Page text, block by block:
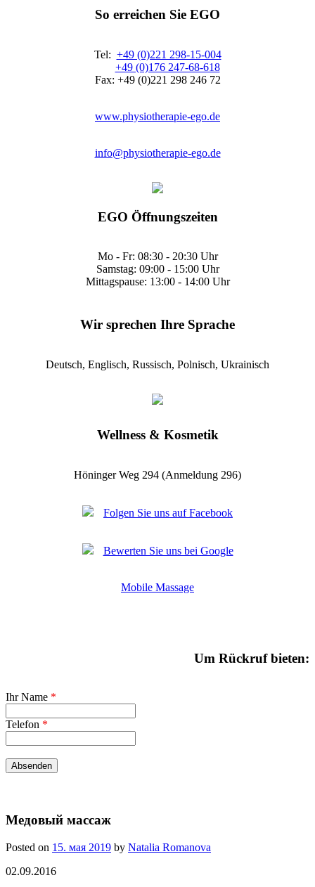
So erreichen Sie EGO
Tel: +49 (0)221 298-15-004
+49 (0)176 247-68-618
Fax: +49 (0)221 298 246 72
www.physiotherapie-ego.de
info@physiotherapie-ego.de
EGO Öffnungszeiten
Mo - Fr: 08:30 - 20:30 Uhr
Samstag: 09:00 - 15:00 Uhr
Mittagspause: 13:00 - 14:00 Uhr
Wir sprechen Ihre Sprache
Deutsch, Englisch, Russisch, Polnisch, Ukrainisch
Wellness & Kosmetik
Höninger Weg 294 (Anmeldung 296)
Folgen Sie uns auf Facebook
Bewerten Sie uns bei Google
Mobile Massage
Um Rückruf bieten:
Ihr Name *
Telefon *
Медовый массаж
Posted on 15. мая 2019 by Natalia Romanova
02.09.2016